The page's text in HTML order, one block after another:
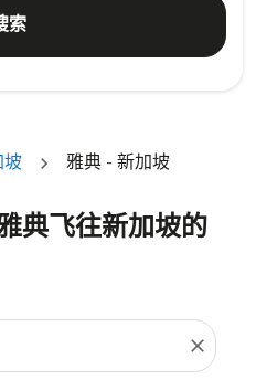
索
坡 雅典 - 新加坡
典飞往新加坡的
close
。请调整您的筛选条件。